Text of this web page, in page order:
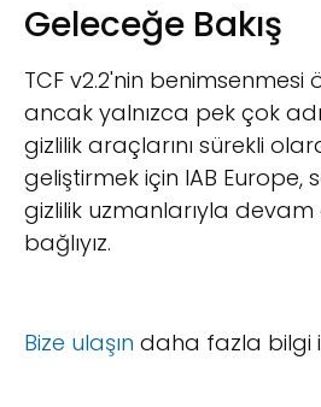
Geleceğe Bakış
TCF v2.2'nin benimsenmesi
ancak yalnızca pek çok
gizlilik araçlarını sürekli
geliştirmek için IAB Europe,
gizlilik uzmanlarıyla devam
bağlıyız.
Bize ulaşın daha fazla bilgi